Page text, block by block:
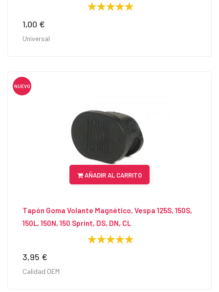
Precio
1,00 €
Universal
NUEVO
AÑADIR AL CARRITO
Tapón Goma Volante Magnético, Vespa 125S, 150S,
150L, 150N, 150 Sprint, DS, DN, CL
Precio
3,95 €
Calidad OEM